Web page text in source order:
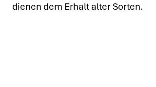
dienen dem Erhalt alter Sorten.